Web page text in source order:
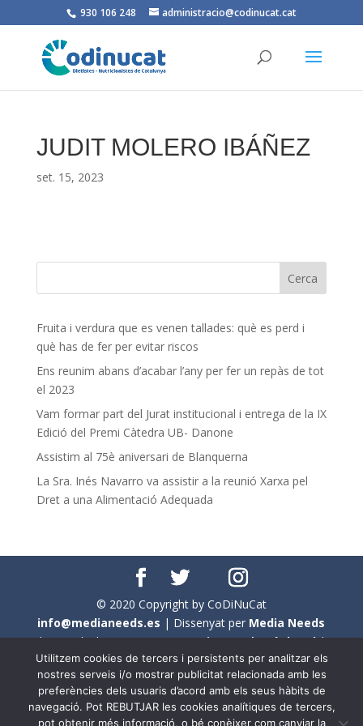
930 106 248 administracio@codinucat.cat
JUDIT MOLERO IBÁÑEZ
set. 15, 2023
Fruita i verdura que es venen tallades: què es perd i
què has de fer per evitar riscos
Ens reunim abans d’acabar l’any per fer un repàs de tot
el 2023
Vam formar part del Jurat institucional i entrega de la IX
Edició del Premi Càtedra UB- Danone
Assistim al 75è aniversari de Blanquerna
La Sra. Inés Navarro va assistir a la reunió Xarxa pel
Dret a una Alimentació Adequada
© 2020 Copyright by CoDiNuCat
info@medianeeds.es | Dissenyat per Media Needs
| Tots els drets reservats aCoDiNuCat |Avís legal|
Avís per cookies
En aquest web s'ha tingut en compte l'ús no sexista del
llenguatge. No obstant això, i a causa de la seva
Utilitzem cookies de tercers i persistents per analitzar els
nostres serveis i/o mostrar publicitat relacionada amb les
preferències dels usuaris d’acord amb els seus hàbits de
navegació. Pot REBUTJAR les cookies analítiques de tercers,
pot obtenir més informació, o bé conèixer com canviar la